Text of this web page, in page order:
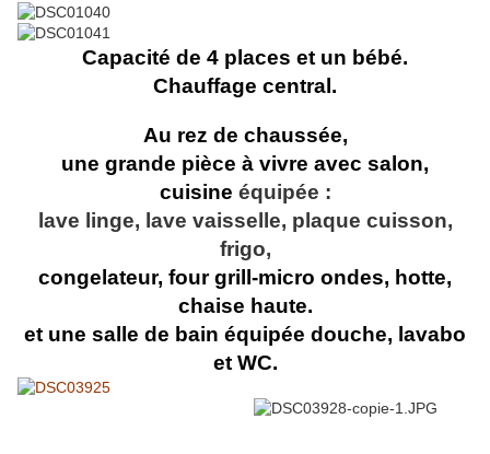
Capacité de 4 places et un bébé.
Chauffage central.
Au rez de chaussée,
une grande pièce à vivre avec salon,
cuisine équipée :
lave linge, lave vaisselle, plaque cuisson,
frigo,
congelateur, four grill-micro ondes, hotte,
chaise haute.
et une salle de bain équipée douche, lavabo
et WC.